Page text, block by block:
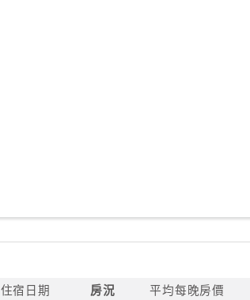
住宿日期 房況 平均每晚房價